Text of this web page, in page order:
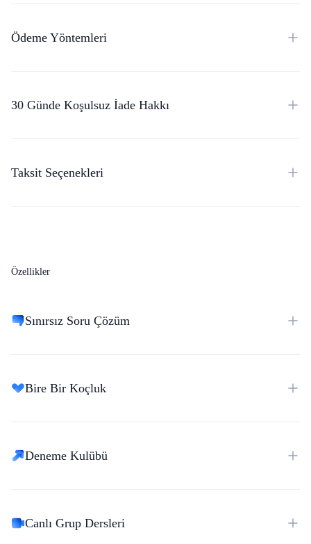
Ödeme Yöntemleri
30 Günde Koşulsuz İade Hakkı
Taksit Seçenekleri
Özellikler
Sınırsız Soru Çözüm
Bire Bir Koçluk
Deneme Kulübü
Canlı Grup Dersleri